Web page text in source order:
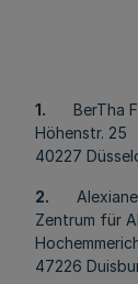
1.
BerTha
Höhenstr. 25
40227
2.
Zentrum für
47226